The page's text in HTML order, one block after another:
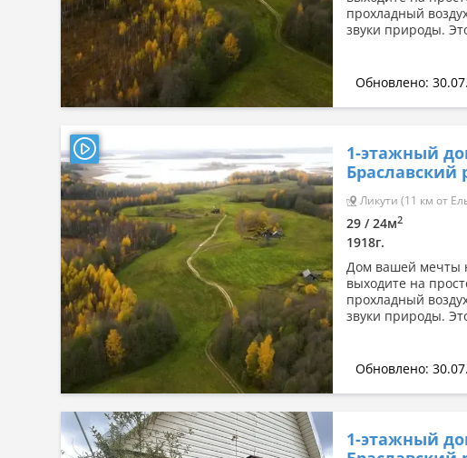
прохладный
звуки природы.
Обновлено:
1-этажный
Браславский
Ликути (11 км от
29 / 24м2
1918г.
Дом вашей мечты
выходите на
прохладный
звуки природы.
Обновлено:
1-этажный